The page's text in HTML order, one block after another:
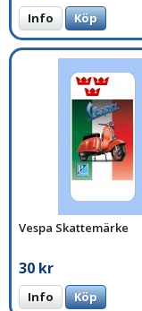
Info Köp
Vespa Skattemärke
30 kr
Info Köp